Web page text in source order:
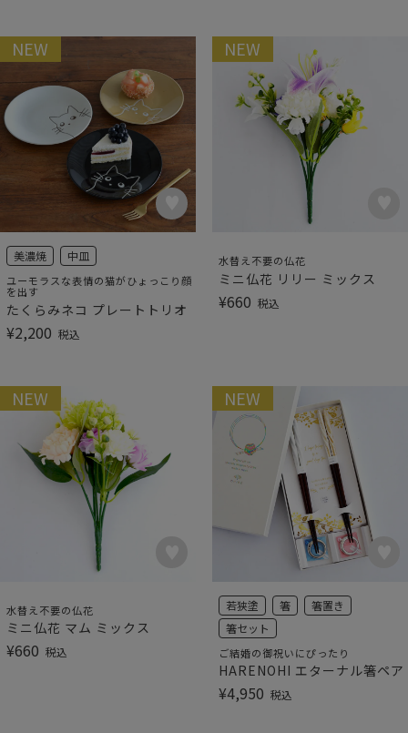
NEW
美濃焼 中皿
ユーモラスな表情の猫がひょっこり顔
を出す
たくらみネコ プレートトリオ
¥2,200 税込
NEW
水替え不要の仏花
ミニ仏花 リリー ミックス
¥660 税込
NEW
水替え不要の仏花
ミニ仏花 マム ミックス
¥660 税込
NEW
若狭塗 箸
箸置き
箸セット
ご結婚の御祝いにぴったり
HARENOHI エターナル箸ペア
¥4,950 税込